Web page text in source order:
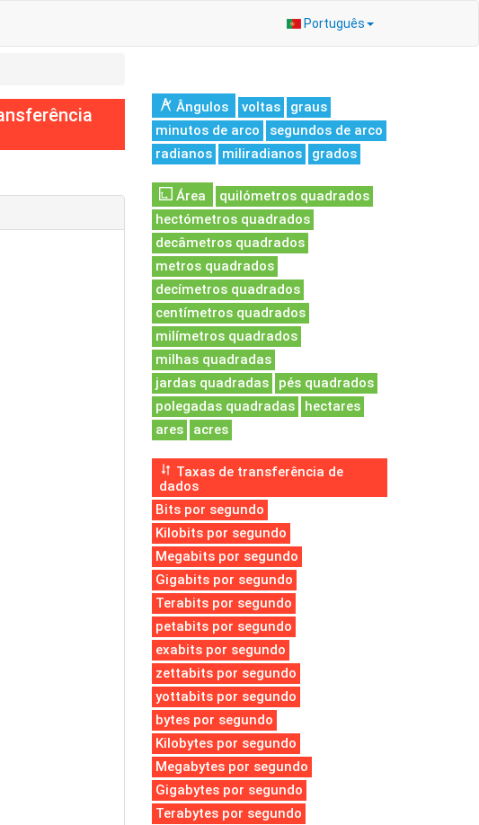
Português
Ângulos voltas
graus
minutos de arco
segundos de arco
radianos
miliradianos grados
Área
quilómetros quadrados
hectómetros quadrados
decâmetros quadrados
metros quadrados
decímetros quadrados
centímetros quadrados
milímetros quadrados
milhas quadradas
jardas quadradas
pés quadrados
polegadas quadradas
hectares
ares
acres
Taxas de transferência de
dados
Bits por segundo
Kilobits por segundo
Megabits por segundo
Gigabits por segundo
Terabits por segundo
petabits por segundo
exabits por segundo
zettabits por segundo
yottabits por segundo
bytes por segundo
Kilobytes por segundo
Megabytes por segundo
Gigabytes por segundo
Terabytes por segundo